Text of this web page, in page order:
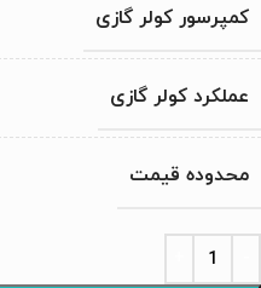
کمپرسور کولر گازی
عملکرد کولر گازی
محدوده قیمت